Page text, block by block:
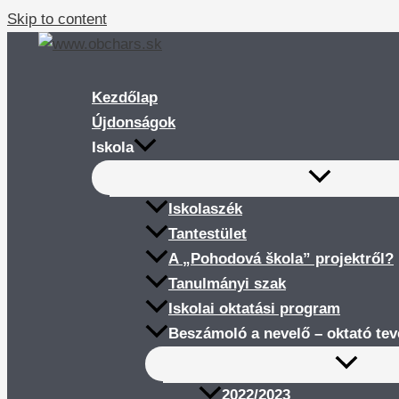
Skip to content
Kezdőlap
Újdonságok
Iskola
Iskolaszék
Tantestület
A „Pohodová škola” projektről?
Tanulmányi szak
Iskolai oktatási program
Beszámoló a nevelő – oktató
2022/2023